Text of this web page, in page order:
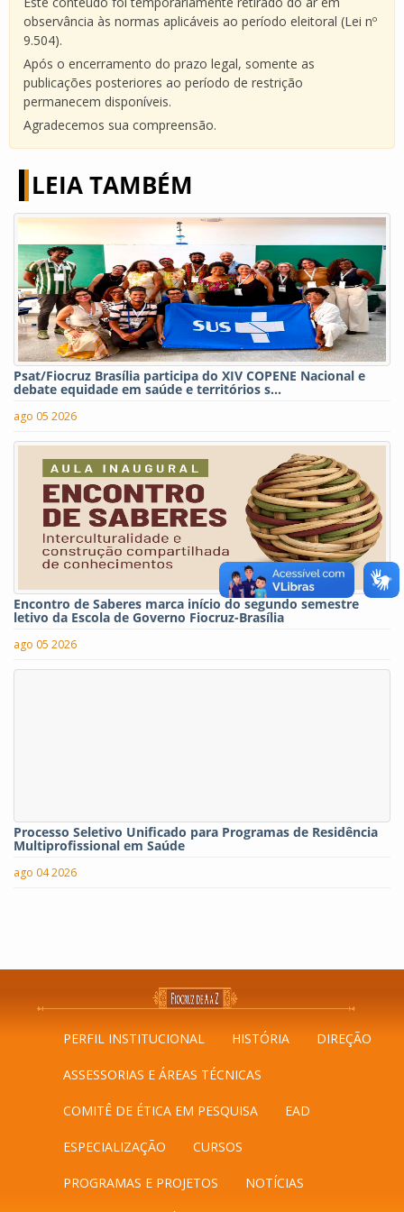
observância às normas aplicáveis ao período eleitoral (Lei nº
9.504).
Após o encerramento do prazo legal, somente as
publicações posteriores ao período de restrição
permanecem disponíveis.
Agradecemos sua compreensão.
LEIA TAMBÉM
Psat/Fiocruz Brasília participa do XIV COPENE Nacional e
debate equidade em saúde e territórios s...
ago 05 2026
Encontro de Saberes marca início do segundo semestre
letivo da Escola de Governo Fiocruz-Brasília
ago 05 2026
Processo Seletivo Unificado para Programas de Residência
Multiprofissional em Saúde
ago 04 2026
PERFIL INSTITUCIONAL HISTÓRIA DIREÇÃO
ASSESSORIAS E ÁREAS TÉCNICAS
COMITÊ DE ÉTICA EM PESQUISA EAD
ESPECIALIZAÇÃO CURSOS
PROGRAMAS E PROJETOS NOTÍCIAS